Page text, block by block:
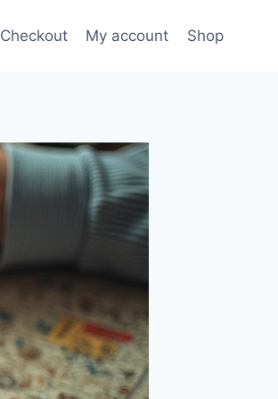
Checkout My account Shop